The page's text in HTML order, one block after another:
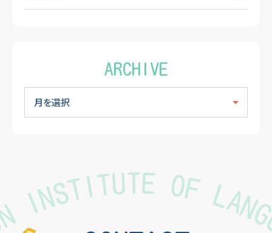
ARCHIVE